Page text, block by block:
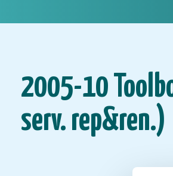
2005-10
serv. rep&ren.)